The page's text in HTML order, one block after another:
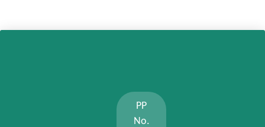
PP
No.